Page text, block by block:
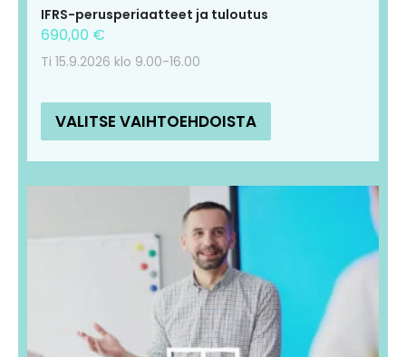
IFRS-perusperiaatteet ja tuloutus
690,00 €
Ti 15.9.2026 klo 9.00-16.00
VALITSE VAIHTOEHDOISTA